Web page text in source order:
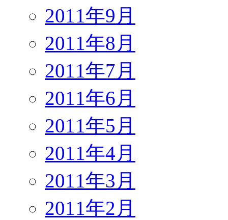
2011年9月
2011年8月
2011年7月
2011年6月
2011年5月
2011年4月
2011年3月
2011年2月